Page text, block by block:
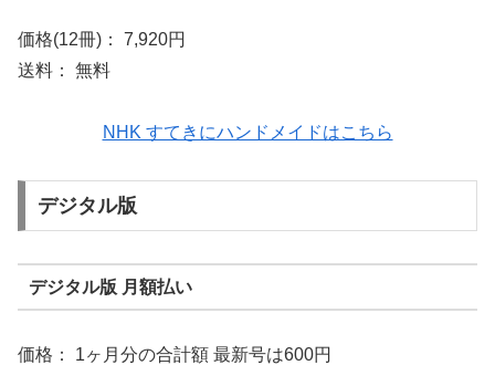
価格(12冊)： 7,920円
送料： 無料
NHK すてきにハンドメイドはこちら
デジタル版
デジタル版 月額払い
価格： 1ヶ月分の合計額 最新号は600円